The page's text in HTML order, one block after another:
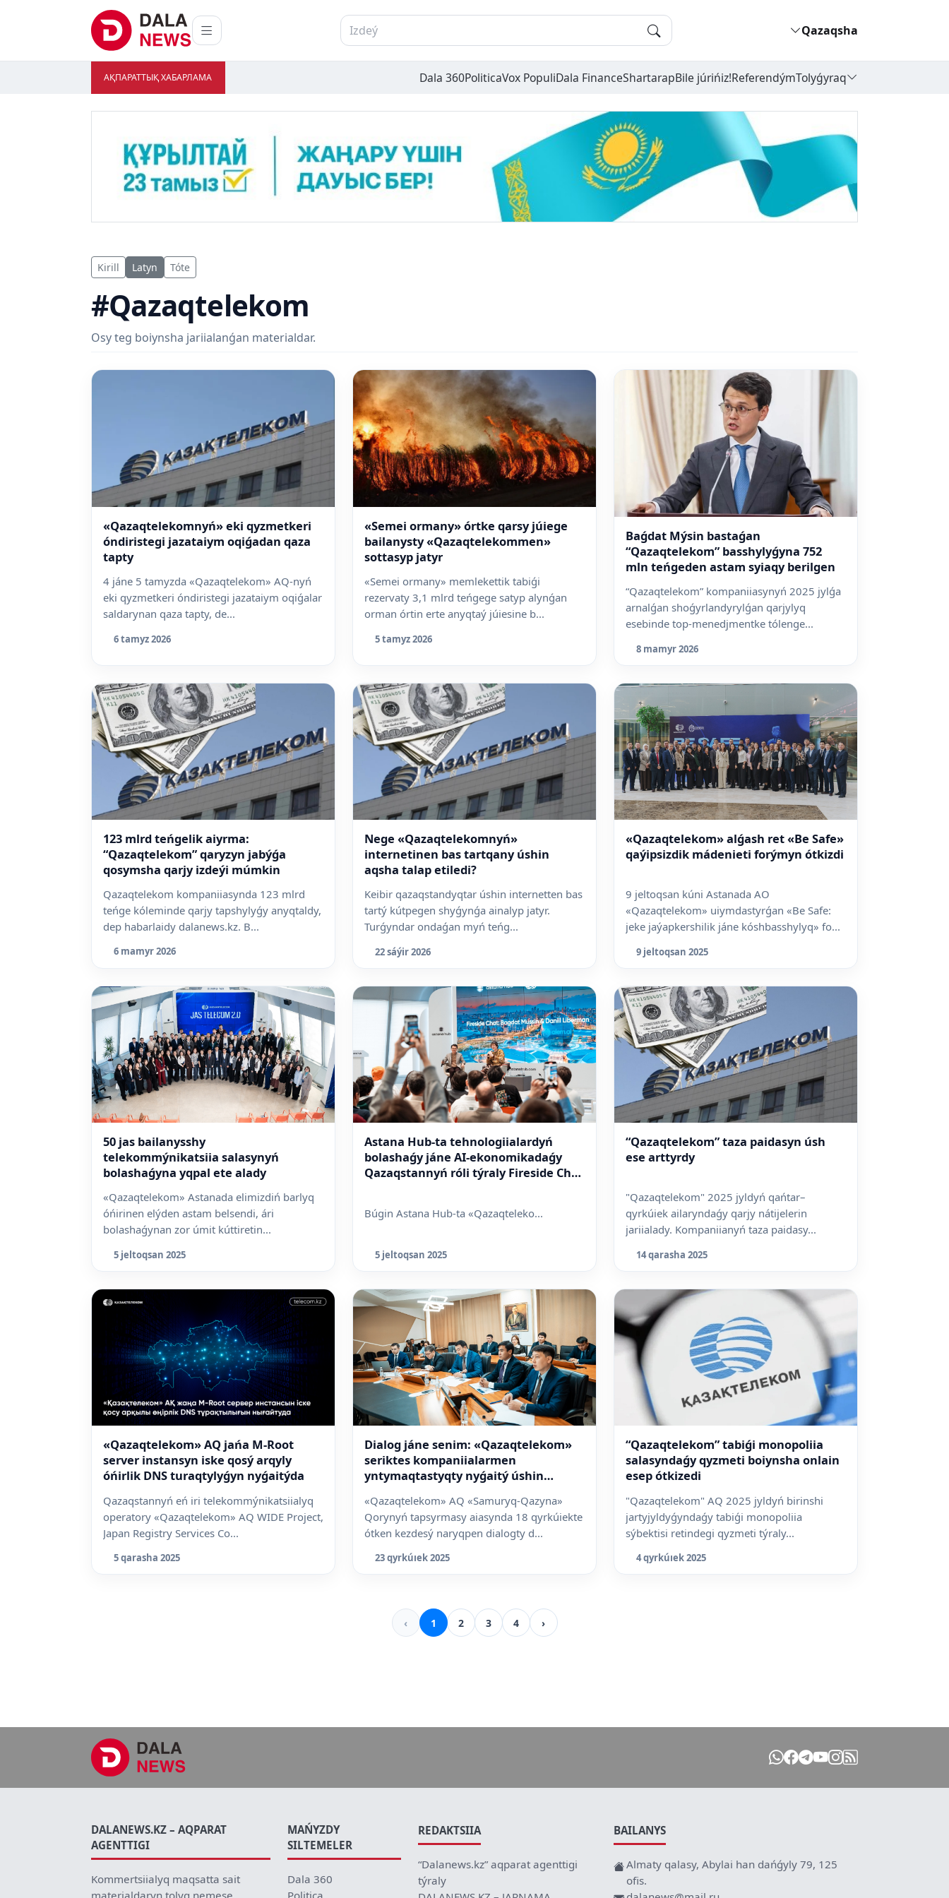
Qazaqsha
АҚПАРАТТЫҚ ХАБАРЛАМА Dala 360PoliticaVox PopuliDala FinanceShartarapBile júrińiz!ReferendýmTolyǵyraq
Kirill Latyn Tóte
#Qazaqtelekom
Osy teg boiynsha jariialanǵan materialdar.
«Qazaqtelekomnyń» eki qyzmetkeri
óndiristegi jazataiym oqiǵadan qaza
tapty
4 jáne 5 tamyzda «Qazaqtelekom» AQ-nyń
eki qyzmetkeri óndiristegi jazataiym oqiǵalar
saldarynan qaza tapty, de...
6 tamyz 2026
«Semei ormany» órtke qarsy júiege
bailanysty «Qazaqtelekommen»
sottasyp jatyr
«Semei ormany» memlekettik tabiǵi
rezervaty 3,1 mlrd teńgege satyp alynǵan
orman órtin erte anyqtaý júiesine b...
5 tamyz 2026
Baǵdat Mýsin bastaǵan
“Qazaqtelekom” basshylyǵyna 752
mln teńgeden astam syiaqy berilgen
“Qazaqtelekom” kompaniiasynyń 2025 jylǵa
arnalǵan shoǵyrlandyrylǵan qarjylyq
esebinde top-menedjmentke tólenge...
8 mamyr 2026
123 mlrd teńgelik aiyrma:
“Qazaqtelekom” qaryzyn jabýǵa
qosymsha qarjy izdeýi múmkin
Qazaqtelekom kompaniiasynda 123 mlrd
teńge kóleminde qarjy tapshylyǵy anyqtaldy,
dep habarlaidy dalanews.kz. B...
6 mamyr 2026
Nege «Qazaqtelekomnyń»
internetinen bas tartqany úshin
aqsha talap etiledi?
Keibir qazaqstandyqtar úshin internetten bas
tartý kútpegen shyǵynǵa ainalyp jatyr.
Turǵyndar ondaǵan myń teńg...
22 sáýir 2026
«Qazaqtelekom» alǵash ret «Be Safe»
qaýipsizdik mádenieti forýmyn ótkizdi
9 jeltoqsan kúni Astanada AO
«Qazaqtelekom» uiymdastyrǵan «Be Safe:
jeke jaýapkershilik jáne kóshbasshylyq» fo...
9 jeltoqsan 2025
50 jas bailanysshy
telekommýnikatsiia salasynyń
bolashaǵyna yqpal ete alady
«Qazaqtelekom» Astanada elimizdiń barlyq
óńirinen elýden astam belsendi, ári
bolashaǵynan zor úmit kúttiretin...
5 jeltoqsan 2025
Astana Hub-ta tehnologiialardyń
bolashaǵy jáne AI-ekonomikadaǵy
Qazaqstannyń róli týraly Fireside Chat
Búgin Astana Hub-ta «Qazaqteleko...
5 jeltoqsan 2025
“Qazaqtelekom” taza paidasyn úsh
ese arttyrdy
"Qazaqtelekom" 2025 jyldyń qańtar–
qyrkúiek ailaryndaǵy qarjy nátijelerin
jariialady. Kompaniianyń taza paidasy...
14 qarasha 2025
«Qazaqtelekom» AQ jańa M-Root
server instansyn iske qosý arqyly
óńirlik DNS turaqtylyǵyn nyǵaitýda
Qazaqstannyń eń iri telekommýnikatsiialyq
operatory «Qazaqtelekom» AQ WIDE Project,
Japan Registry Services Co...
5 qarasha 2025
Dialog jáne senim: «Qazaqtelekom»
seriktes kompaniialarmen
yntymaqtastyqty nyǵaitý úshin
«Qazaqtelekom» AQ «Samuryq-Qazyna»
Qorynyń tapsyrmasy aiasynda 18 qyrkúiekte
ótken kezdesý naryqpen dialogty d...
23 qyrkúıek 2025
“Qazaqtelekom” tabiǵi monopoliia
salasyndaǵy qyzmeti boiynsha onlain
esep ótkizedi
"Qazaqtelekom" AQ 2025 jyldyń birinshi
jartyjyldyǵyndaǵy tabiǵi monopoliia
sýbektisi retindegi qyzmeti týraly...
4 qyrkúıek 2025
‹ 1 2 3 4 ›
DALANEWS.KZ – AQPARAT
AGENTTIGI
Kommertsiialyq maqsatta sait
MAŃYZDY
SILTEMELER
Dala 360
REDAKTSIIA
“Dalanews.kz” aqparat agenttigi
týraly
BAILANYS
Almaty qalasy, Abylai han dańǵyly 79, 125
ofis.